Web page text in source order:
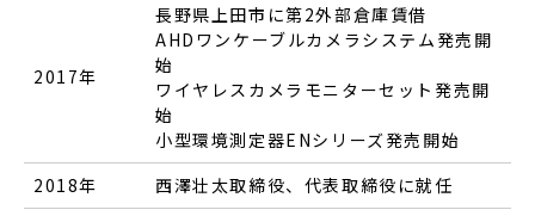
2017年
長野県上田市に第2外部倉庫賃借
AHDワンケーブルカメラシステム発売開
始
ワイヤレスカメラモニターセット発売開
始
小型環境測定器ENシリーズ発売開始
2018年
西澤壮太取締役、代表取締役に就任